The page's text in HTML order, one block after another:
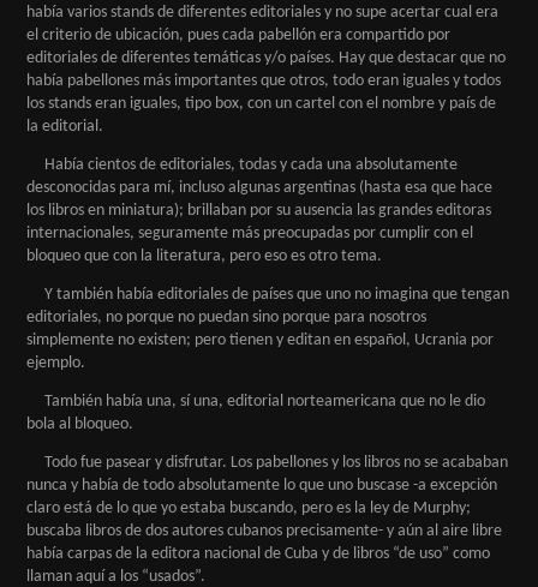
había varios stands de diferentes editoriales y no supe acertar cual era
el criterio de ubicación, pues cada pabellón era compartido por
editoriales de diferentes temáticas y/o países. Hay que destacar que no
había pabellones más importantes que otros, todo eran iguales y todos
los stands eran iguales, tipo box, con un cartel con el nombre y país de
la editorial.
Había cientos de editoriales, todas y cada una absolutamente
desconocidas para mí, incluso algunas argentinas (hasta esa que hace
los libros en miniatura); brillaban por su ausencia las grandes editoras
internacionales, seguramente más preocupadas por cumplir con el
bloqueo que con la literatura, pero eso es otro tema.
Y también había editoriales de países que uno no imagina que tengan
editoriales, no porque no puedan sino porque para nosotros
simplemente no existen; pero tienen y editan en español, Ucrania por
ejemplo.
También había una, sí una, editorial norteamericana que no le dio
bola al bloqueo.
Todo fue pasear y disfrutar. Los pabellones y los libros no se acababan
nunca y había de todo absolutamente lo que uno buscase -a excepción
claro está de lo que yo estaba buscando, pero es la ley de Murphy;
buscaba libros de dos autores cubanos precisamente- y aún al aire libre
había carpas de la editora nacional de Cuba y de libros “de uso” como
llaman aquí a los “usados”.